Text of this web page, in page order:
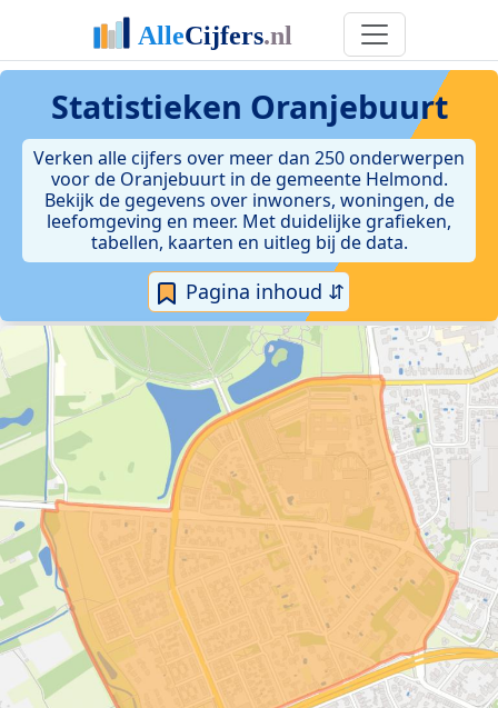
Statistieken Oranjebuurt
Verken alle cijfers over meer dan 250 onderwerpen
voor de Oranjebuurt in de gemeente Helmond.
Bekijk de gegevens over inwoners, woningen, de
leefomgeving en meer. Met duidelijke grafieken,
tabellen, kaarten en uitleg bij de data.
Pagina inhoud ⇵